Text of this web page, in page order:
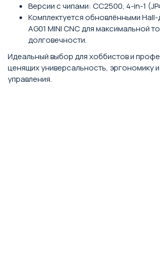
Версии с чипами: CC2500, 4-in-1
Комплектуется обновлёнными
AG01 MINI CNC для максимальной
долговечности.
Идеальный выбор для хоббистов и
ценящих универсальность, эргономику
управления.